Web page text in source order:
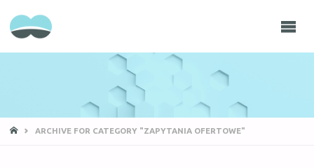
NOWE
SPECJALNOŚCI
STRONA
ARCHIVE FOR CATEGORY "ZAPYTANIA OFERTOWE"